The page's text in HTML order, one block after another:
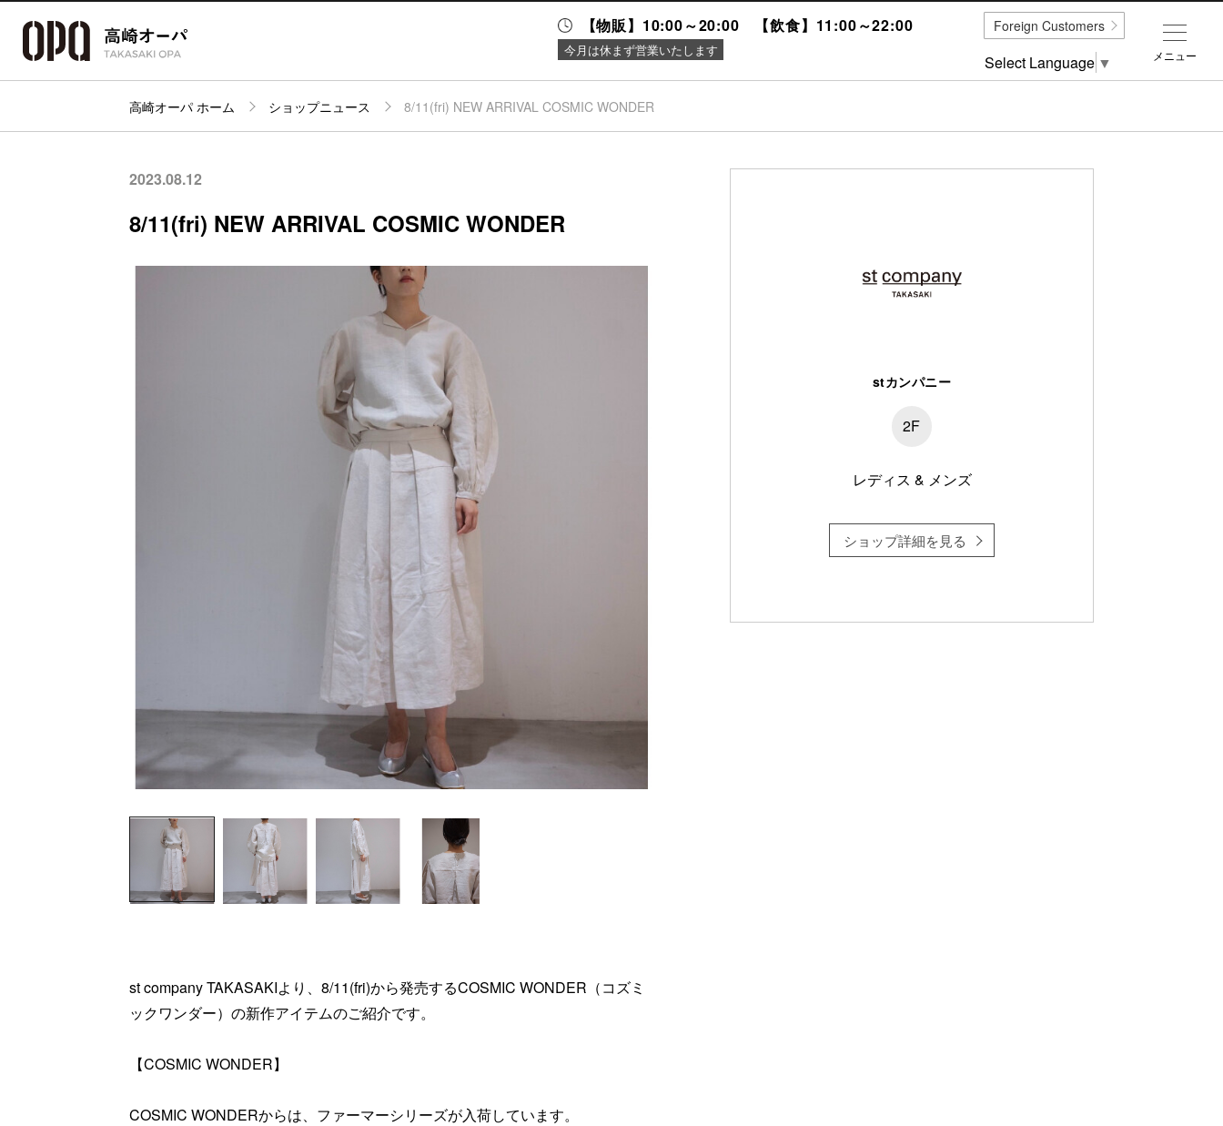
【物販】10:00～20:00 【飲食】11:00～22:00
今月は休まず営業いたします
パーキング
施設案内
イベント
高崎オーパ ホーム ショップニュース 8/11(fri) NEW ARRIVAL COSMIC WONDER
2023.08.12
8/11(fri) NEW ARRIVAL COSMIC WONDER
st company TAKASAKIより、8/11(fri)から発売するCOSMIC WONDER（コズミ
ックワンダー）の新作アイテムのご紹介です。
【COSMIC WONDER】
COSMIC WONDERからは、ファーマーシリーズが入荷しています。
stカンパニー
2F
レディス & メンズ
ショップ詳細を見る
メニュー
Foreign Customers
Select Language ▼